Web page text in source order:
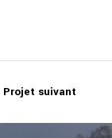
Projet suivant